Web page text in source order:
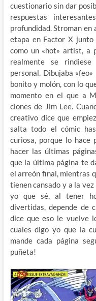
cuestionario sin dar
respuestas
profundidad. Stroman en
etapa en Factor X
como un «hot» artist, a
realmente se
personal. Dibujaba
bonito y molón, con lo
momento en el que a
clones de Jim Lee.
creativo dice que
salta todo el cómic
curiosa, porque lo hace
hacer las últimas
que la última página te
el arreón final, mientras
tienen cansado y a la
yo que sé, al tener
divertidas, depende de
dice que eso le vuelve
cuales digo yo que la
mande cada página
puñeta!